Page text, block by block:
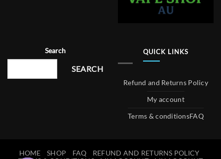
Search
SEARCH
QUICK LINKS
Refund and Returns Policy
My account
Terms & conditionsFAQ
HOME SHOP FAQ
REFUND AND RETURNS POLICY